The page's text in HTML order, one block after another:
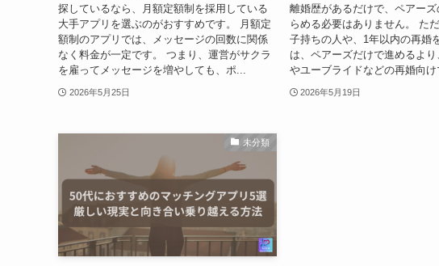
探しているなら、月額定額制を採用している
大手アプリを選ぶのがおすすめです。 月額定
額制のアプリでは、メッセージの回数に関係
なく料金が一定です。 つまり、運営がサクラ
を雇ってメッセージを増やしても、ポ...
2026年5月25日
離婚歴があるだけで、ペアーズ
らめる必要はありません。 た
子持ちの人や、1年以内の再婚
は、ペアーズだけで進めるより
やユーブライドなどの再婚向け
2026年5月19日
未分類